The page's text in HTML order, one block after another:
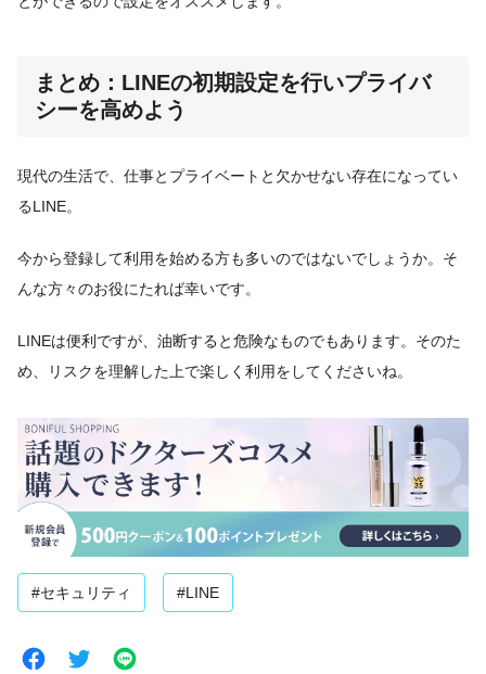
まとめ：LINEの初期設定を行いプライバ
シーを高めよう
現代の生活で、仕事とプライベートと欠かせない存在になってい
るLINE。
今から登録して利用を始める方も多いのではないでしょうか。そ
んな方々のお役にたれば幸いです。
LINEは便利ですが、油断すると危険なものでもあります。そのた
め、リスクを理解した上で楽しく利用をしてくださいね。
#セキュリティ #LINE